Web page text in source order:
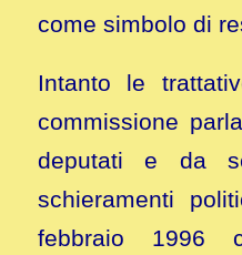
come simbolo di
Intanto le
commissione
deputati e da
schieramenti
febbraio 1996